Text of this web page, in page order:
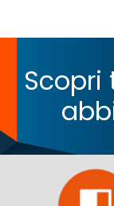
Scopri